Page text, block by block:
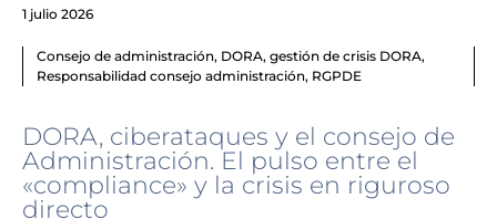
1 julio 2026
Consejo de administración, DORA, gestión de crisis DORA,
Responsabilidad consejo administración, RGPDE
DORA, ciberataques y el consejo de
Administración. El pulso entre el
«compliance» y la crisis en riguroso
directo